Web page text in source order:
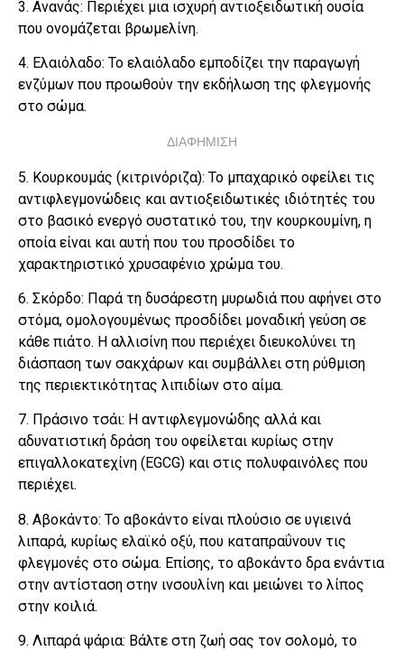
3. Ανανάς: Περιέχει μια ισχυρή αντιοξειδωτική ουσία
που ονομάζεται βρωμελίνη.
4. Ελαιόλαδο: Το ελαιόλαδο εμποδίζει την παραγωγή
ενζύμων που προωθούν την εκδήλωση της φλεγμονής
στο σώμα.
ΔΙΑΦΗΜΙΣΗ
5. Κουρκουμάς (κιτρινόριζα): Το μπαχαρικό οφείλει τις
αντιφλεγμονώδεις και αντιοξειδωτικές ιδιότητές του
στο βασικό ενεργό συστατικό του, την κουρκουμίνη, η
οποία είναι και αυτή που του προσδίδει το
χαρακτηριστικό χρυσαφένιο χρώμα του.
6. Σκόρδο: Παρά τη δυσάρεστη μυρωδιά που αφήνει στο
στόμα, ομολογουμένως προσδίδει μοναδική γεύση σε
κάθε πιάτο. Η αλλισίνη που περιέχει διευκολύνει τη
διάσπαση των σακχάρων και συμβάλλει στη ρύθμιση
της περιεκτικότητας λιπιδίων στο αίμα.
7. Πράσινο τσάι: Η αντιφλεγμονώδης αλλά και
αδυνατιστική δράση του οφείλεται κυρίως στην
επιγαλλοκατεχίνη (EGCG) και στις πολυφαινόλες που
περιέχει.
8. Αβοκάντο: Το αβοκάντο είναι πλούσιο σε υγιεινά
λιπαρά, κυρίως ελαϊκό οξύ, που καταπραΰνουν τις
φλεγμονές στο σώμα. Επίσης, το αβοκάντο δρα ενάντια
στην αντίσταση στην ινσουλίνη και μειώνει το λίπος
στην κοιλιά.
9. Λιπαρά ψάρια: Βάλτε στη ζωή σας τον σολομό, το